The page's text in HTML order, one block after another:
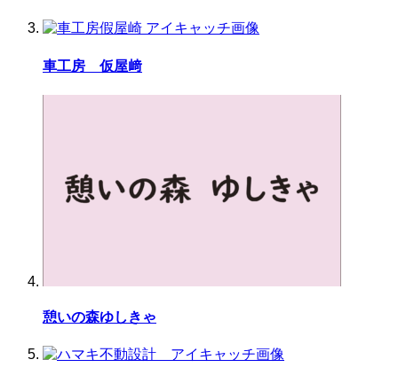
車工房 仮屋﨑
憩いの森ゆしきゃ